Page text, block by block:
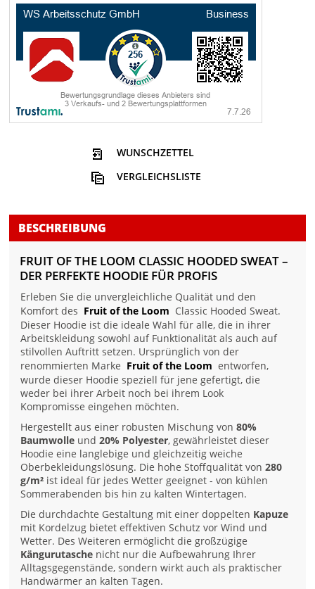
WUNSCHZETTEL
VERGLEICHSLISTE
BESCHREIBUNG
FRUIT OF THE LOOM CLASSIC HOODED SWEAT –
DER PERFEKTE HOODIE FÜR PROFIS
Erleben Sie die unvergleichliche Qualität und den
Komfort des Fruit of the Loom Classic Hooded Sweat.
Dieser Hoodie ist die ideale Wahl für alle, die in ihrer
Arbeitskleidung sowohl auf Funktionalität als auch auf
stilvollen Auftritt setzen. Ursprünglich von der
renommierten Marke Fruit of the Loom entworfen,
wurde dieser Hoodie speziell für jene gefertigt, die
weder bei ihrer Arbeit noch bei ihrem Look
Kompromisse eingehen möchten.
Hergestellt aus einer robusten Mischung von80%
Baumwolle und20% Polyester, gewährleistet dieser
Hoodie eine langlebige und gleichzeitig weiche
Oberbekleidungslösung. Die hohe Stoffqualität von280
g/m² ist ideal für jedes Wetter geeignet - von kühlen
Sommerabenden bis hin zu kalten Wintertagen.
Die durchdachte Gestaltung mit einer doppelten Kapuze
mit Kordelzug bietet effektiven Schutz vor Wind und
Wetter. Des Weiteren ermöglicht die großzügige
Kängurutasche nicht nur die Aufbewahrung Ihrer
Alltagsgegenstände, sondern wirkt auch als praktischer
Handwärmer an kalten Tagen.